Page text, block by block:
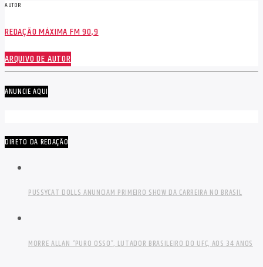
AUTOR
REDAÇÃO MÁXIMA FM 90,9
ARQUIVO DE AUTOR
ANUNCIE AQUI
DIRETO DA REDAÇÃO
PUSSYCAT DOLLS ANUNCIAM PRIMEIRO SHOW DA CARREIRA NO BRASIL
MORRE ALLAN “PURO OSSO”, LUTADOR BRASILEIRO DO UFC, AOS 34 ANOS